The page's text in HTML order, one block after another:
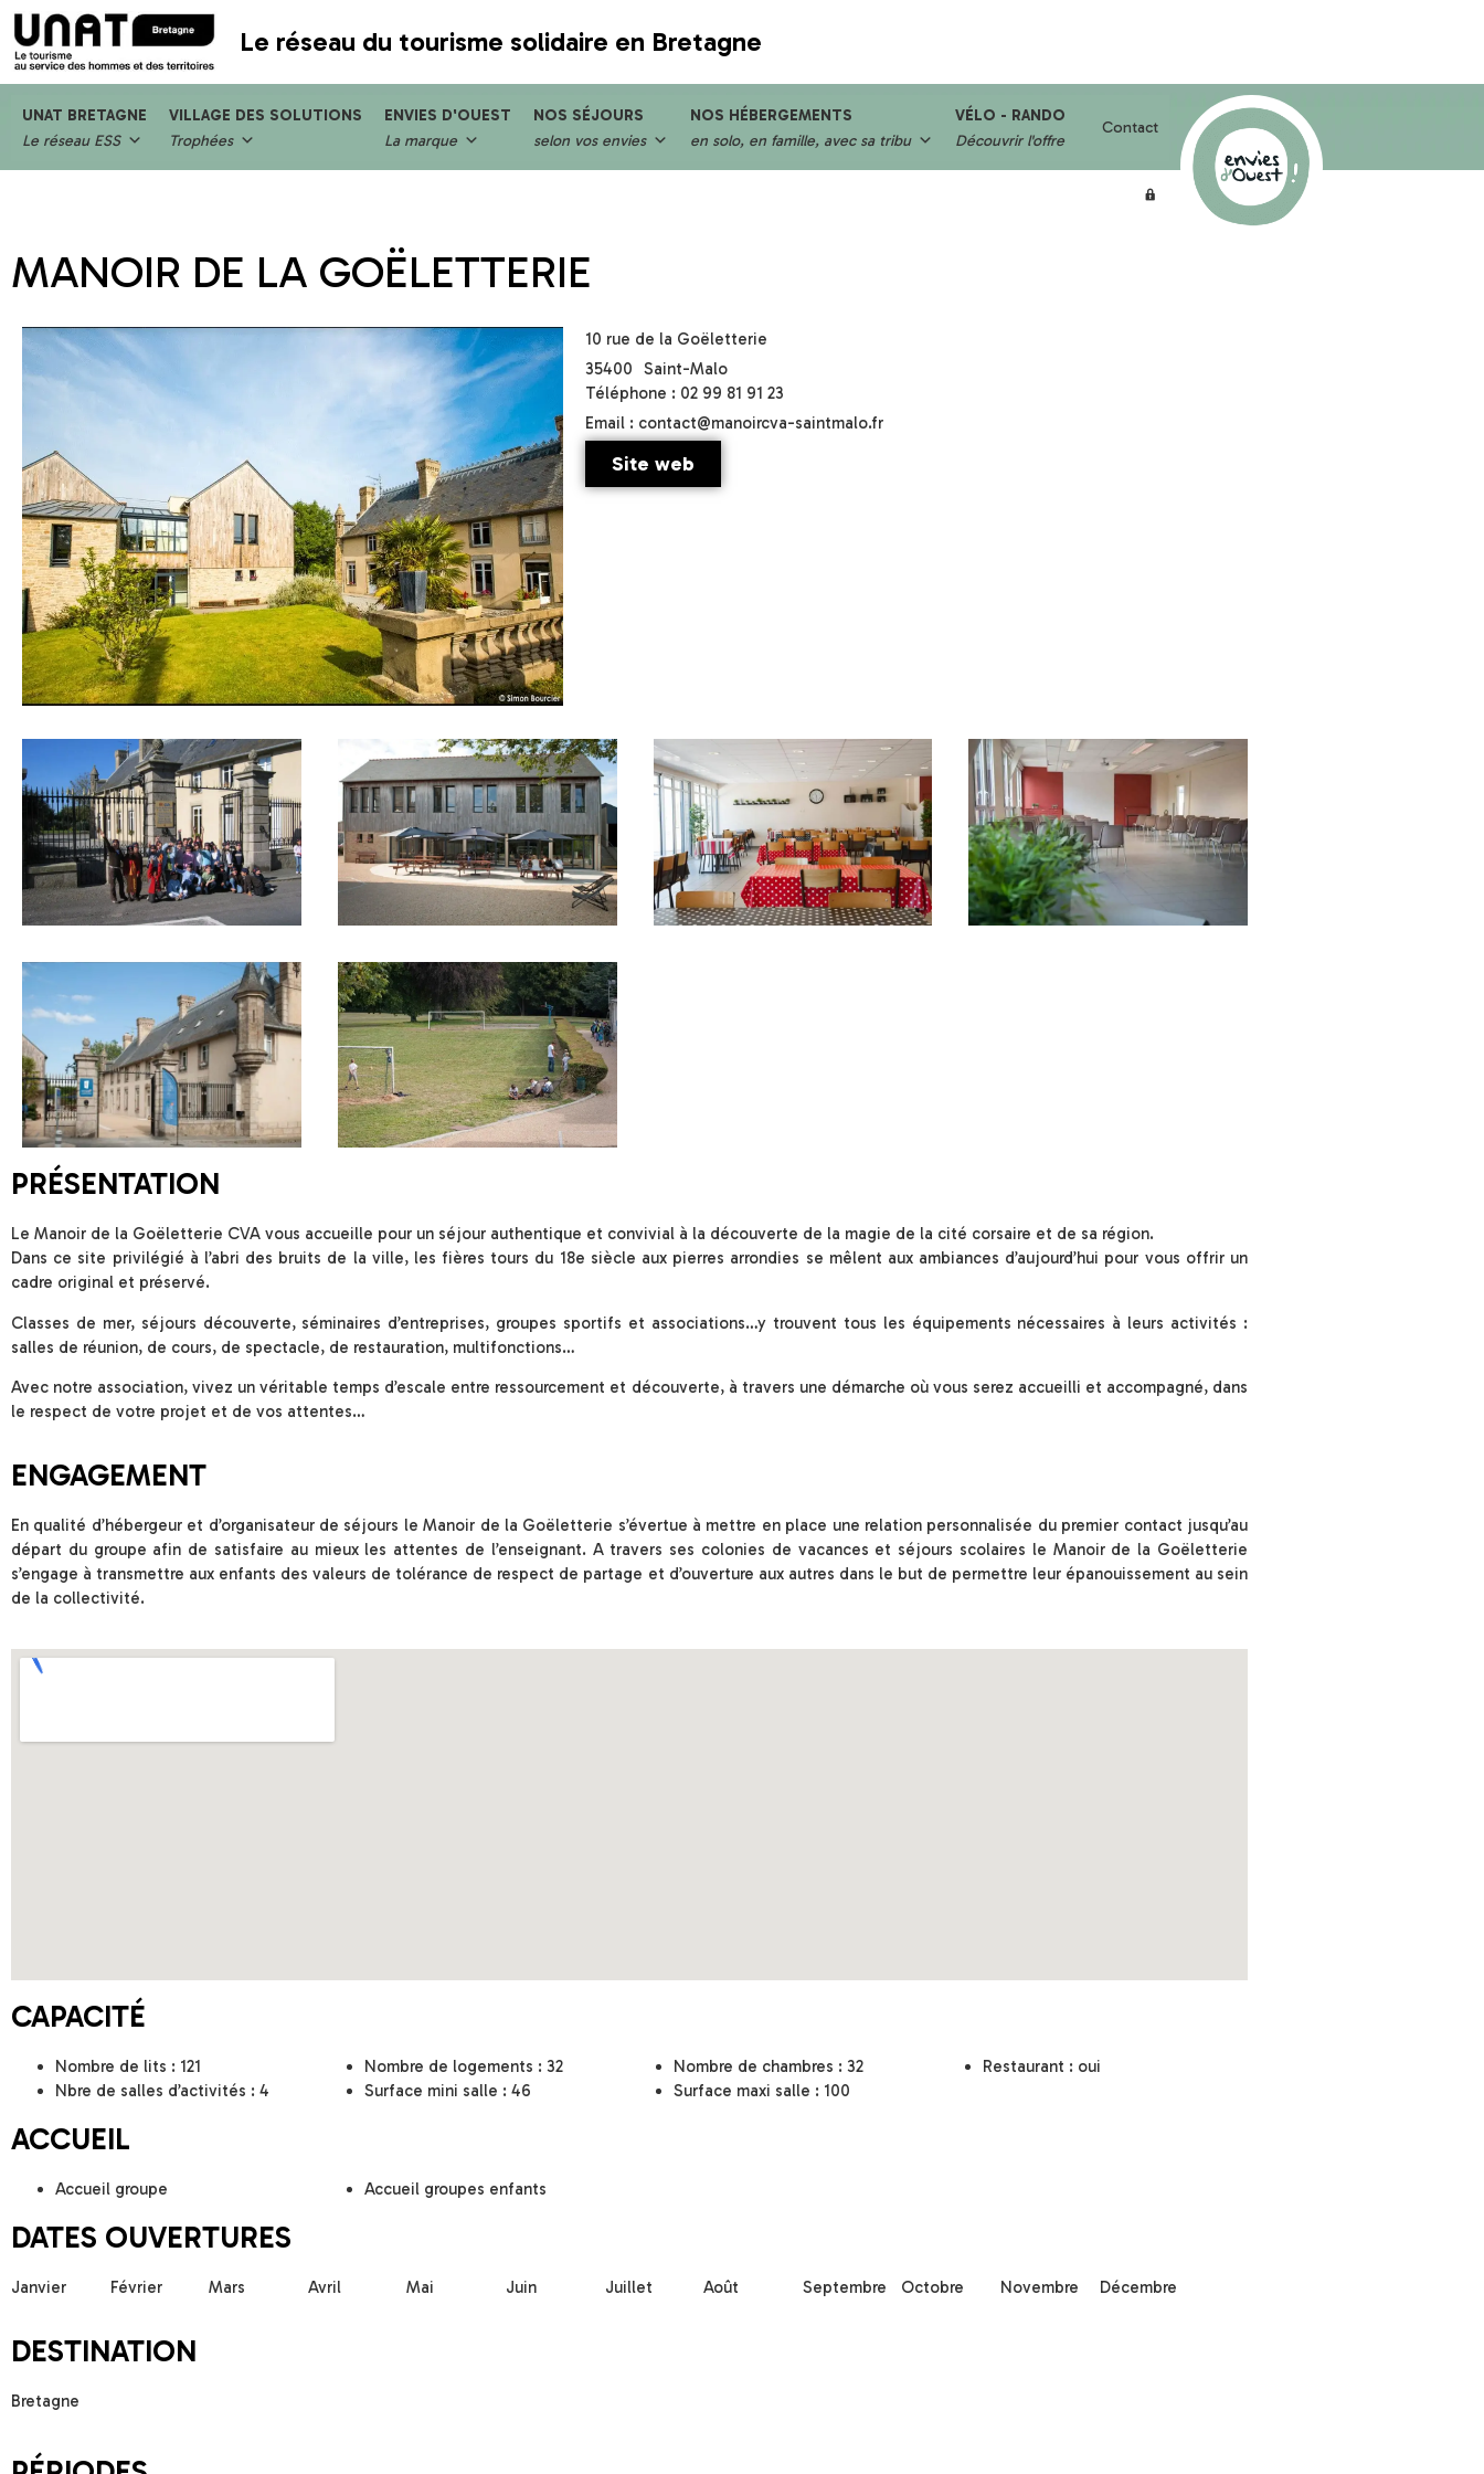
Le réseau du tourisme solidaire en Bretagne
UNAT BRETAGNE
Le réseau ESS
VILLAGE DES SOLUTIONS
Trophées
ENVIES D'OUEST
La marque
NOS SÉJOURS
selon vos envies
NOS HÉBERGEMENTS
en solo, en famille, avec sa tribu
VÉLO - RANDO
Découvrir l'offre
Contact
MANOIR DE LA GOËLETTERIE
10 rue de la Goëletterie
35400
Saint-Malo
Téléphone : 02 99 81 91 23
Email : contact@manoircva-saintmalo.fr
Site web
PRÉSENTATION
Le Manoir de la Goëletterie CVA vous accueille pour un séjour authentique et convivial à la découverte de la magie de la cité corsaire et de sa région.
Dans ce site privilégié à l’abri des bruits de la ville, les fières tours du 18e siècle aux pierres arrondies se mêlent aux ambiances d’aujourd’hui pour vous offrir un
cadre original et préservé.
Classes de mer, séjours découverte, séminaires d’entreprises, groupes sportifs et associations…y trouvent tous les équipements nécessaires à leurs activités :
salles de réunion, de cours, de spectacle, de restauration, multifonctions…
Avec notre association, vivez un véritable temps d’escale entre ressourcement et découverte, à travers une démarche où vous serez accueilli et accompagné, dans
le respect de votre projet et de vos attentes…
ENGAGEMENT
En qualité d’hébergeur et d’organisateur de séjours le Manoir de la Goëletterie s’évertue à mettre en place une relation personnalisée du premier contact jusqu’au
départ du groupe afin de satisfaire au mieux les attentes de l’enseignant. A travers ses colonies de vacances et séjours scolaires le Manoir de la Goëletterie
s’engage à transmettre aux enfants des valeurs de tolérance de respect de partage et d’ouverture aux autres dans le but de permettre leur épanouissement au sein
de la collectivité.
CAPACITÉ
Nombre de lits : 121 Nombre de logements : 32 Nombre de chambres : 32
Restaurant : oui
Nbre de salles d’activités : 4
Surface mini salle : 46 Surface maxi salle : 100
ACCUEIL
Accueil groupe Accueil groupes enfants
DATES OUVERTURES
Janvier Février Mars Avril Mai Juin Juillet Août Septembre Octobre Novembre Décembre
DESTINATION
Bretagne